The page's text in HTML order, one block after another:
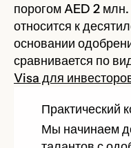
порогом AED 2
относится к
основании
сравнивается по
Visa для
Практический
Мы начинаем